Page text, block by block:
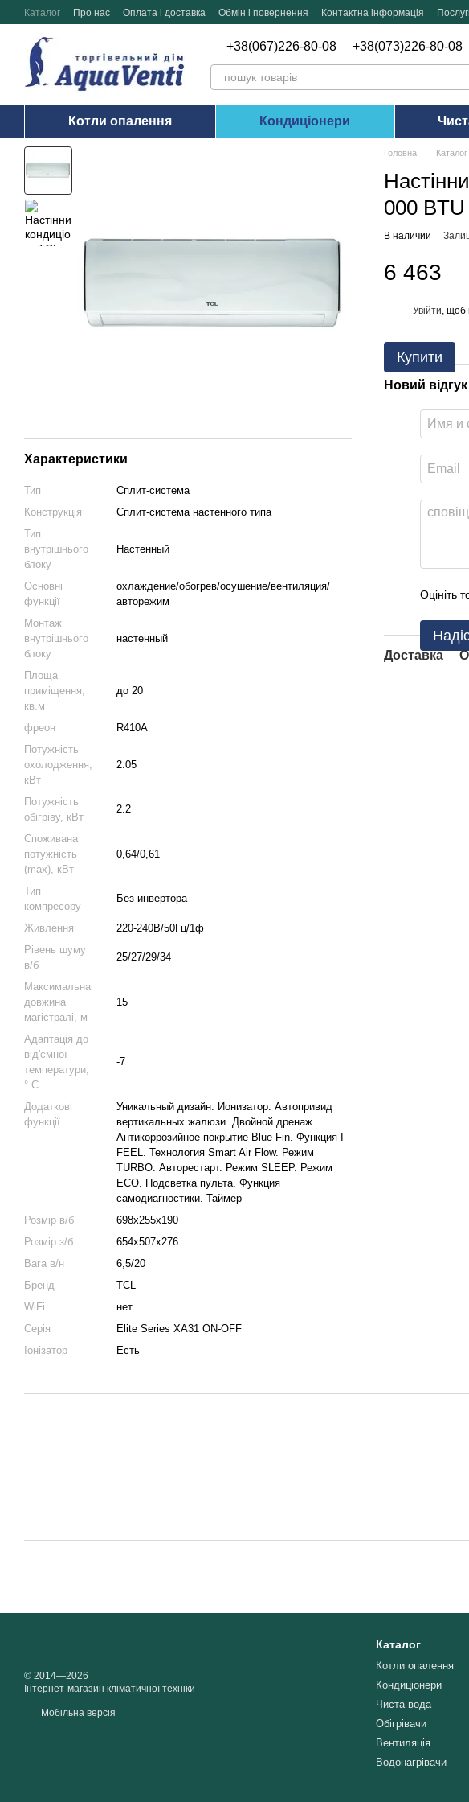
Перейти до основного контенту
Каталог Про нас Оплата і доставка Обмін і повернення Контактна інформація
+38(067)226-80-08 +38(073)226-80-08
Котли опалення Кондиціонери
Характеристики
Тип
Сплит-система
Конструкція
Cплит-система настенного типа
Тип
внутрішнього
блоку
Настенный
Основні
функції
охлаждение/обогрев/осушение/вентиляция/
авторежим
Монтаж
внутрішнього
блоку
настенный
Площа
приміщення,
кв.м
до 20
фреон
R410A
Потужність
охолодження,
кВт
2.05
Потужність
обігріву, кВт
2.2
Споживана
потужність
(max), кВт
0,64/0,61
Тип
компресору
Без инвертора
Живлення
220-240В/50Гц/1ф
Рівень шуму
в/б
25/27/29/34
Максимальна
довжина
магістралі, м
15
Адаптація до
від'ємної
температури,
° C
-7
Додаткові
функції
Уникальный дизайн. Ионизатор. Автопривид
вертикальных жалюзи. Двойной дренаж.
Антикоррозийное покрытие Blue Fin. Функция I
FEEL. Технология Smart Air Flow. Режим
TURBO. Авторестарт. Режим SLEEP. Режим
ECO. Подсветка пульта. Функция
самодиагностики. Таймер
Розмір в/б
698х255х190
Розмір з/б
654х507х276
Вага в/н
6,5/20
Бренд
TCL
WiFi
нет
Серія
Elite Series XA31 ON-OFF
Іонізатор
Есть
Головна Каталог
000
В наличии
6 463
Увійти , щоб
Купити
Новий
Оцініть
Доставка
© 2014—2026
Інтернет-магазин кліматичної техніки
Мобільна версія
Каталог
Котли опалення
Кондиціонери
Чиста вода
Обігрівачи
Вентиляція
Водонагрівачи